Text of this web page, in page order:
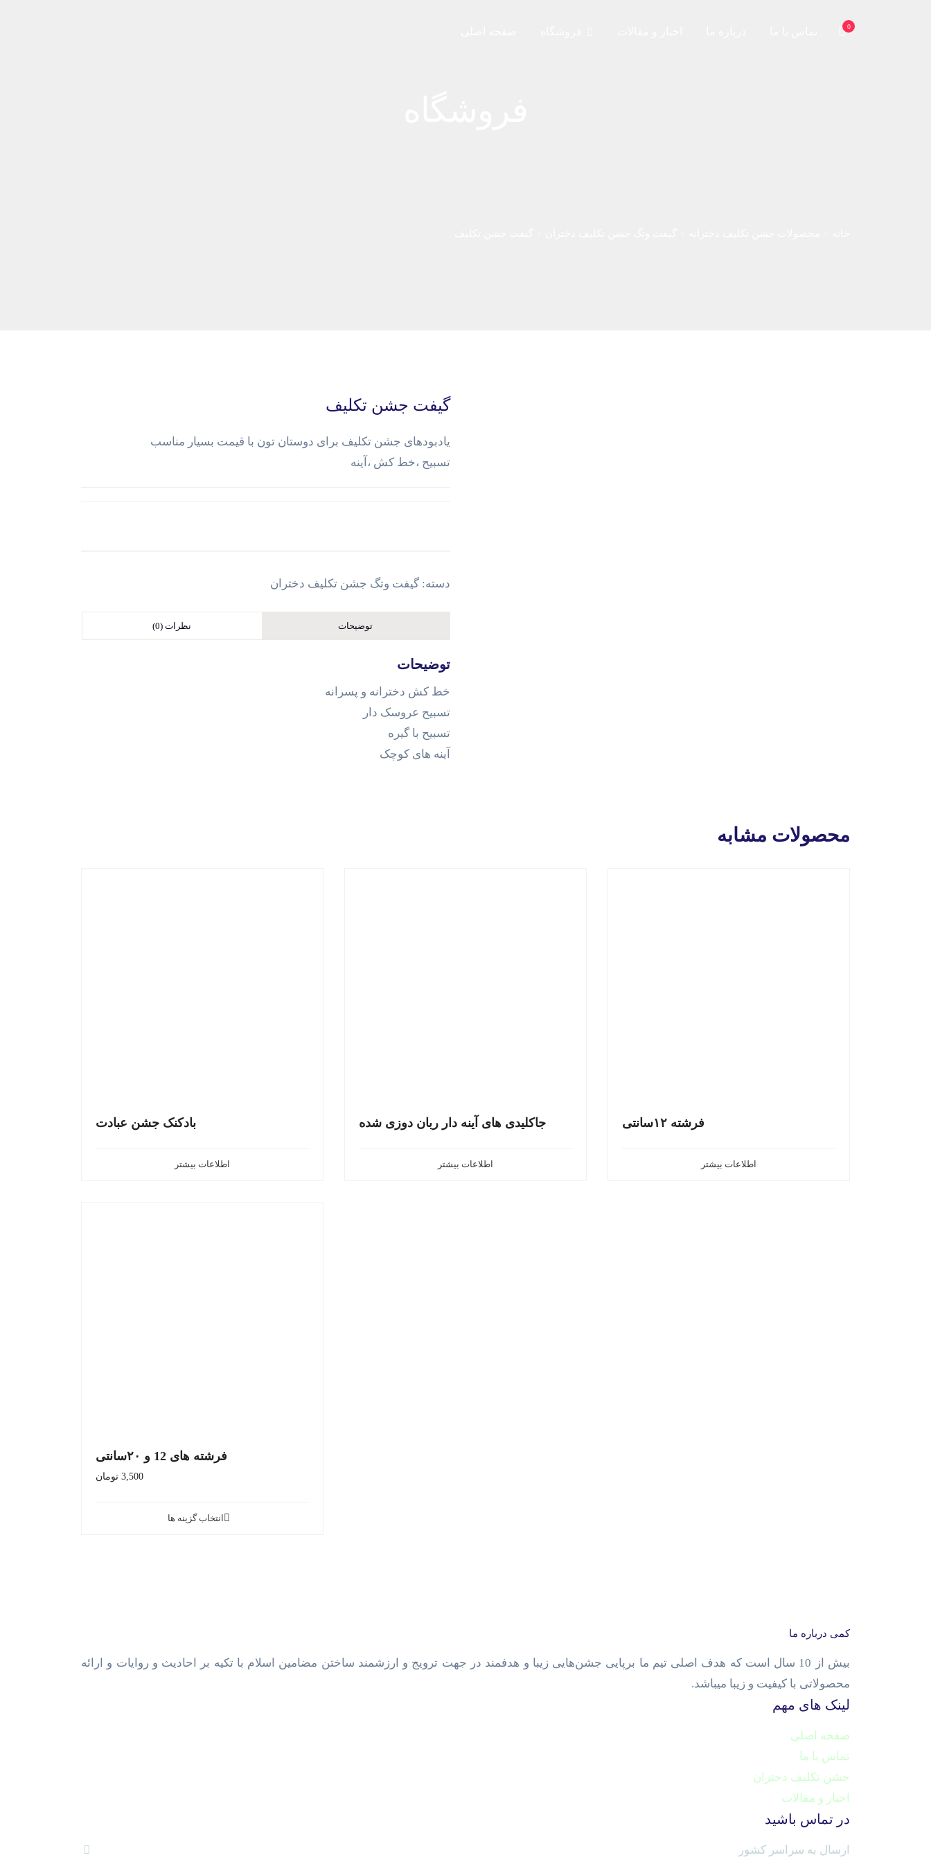
0
گیفت جشن تکلیف
یادبودهای جشن تکلیف برای دوستان تون با قیمت بسیار مناسب
تسبیح ،خط کش ،آینه
دسته:گیفت وتگ جشن تکلیف دختران
توضیحات نظرات (0)
توضیحات
خط کش دخترانه و پسرانه
تسبیح عروسک دار
تسبیح با گیره
آینه های کوچک
محصولات مشابه
بادکنک جشن عبادت
اطلاعات بیشتر
جاکلیدی های آینه دار ربان دوزی شده
اطلاعات بیشتر
فرشته ۱۲سانتی
اطلاعات بیشتر
فرشته های 12 و ۲۰سانتی
3,500 تومان
انتخاب گزینه ها
کمی درباره ما
بیش از 10 سال است که هدف اصلی تیم ما برپایی جشن‌هایی زیبا و هدفمند در جهت ترویج و ارزشمند ساختن مضامین اسلام با تکیه بر احادیث و روایات و ارائه
محصولاتی با کیفیت و زیبا میباشد.
لینک های مهم
صفحه اصلی
تماس با ما
جشن تکلیف دختران
اخبار و مقالات
در تماس باشید
ارسال به سراسر کشور